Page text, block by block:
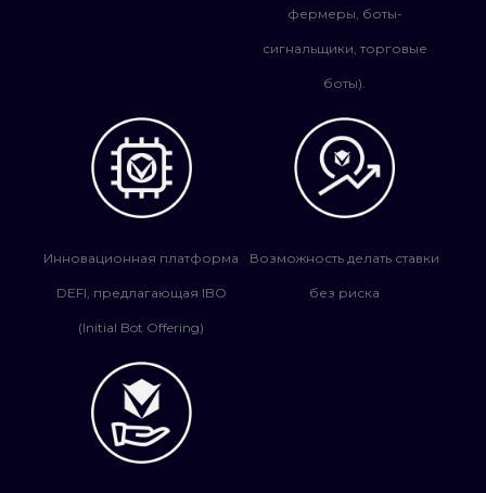
фермеры, боты-
сигнальщики, торговые
боты).
Инновационная платформа
DEFI, предлагающая IBO
(Initial Bot Offering)
Возможность делать ставки
без риска